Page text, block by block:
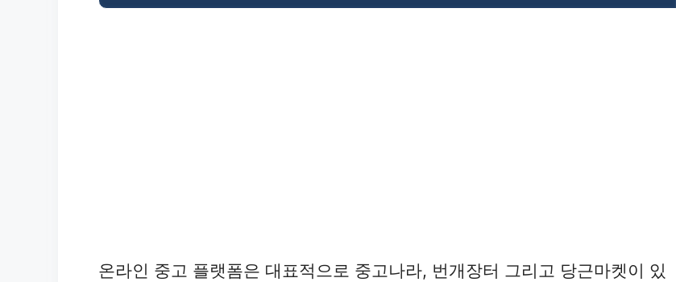
온라인 중고 플랫폼은 대표적으로 중고나라, 번개장터 그리고 당근마켓이 있